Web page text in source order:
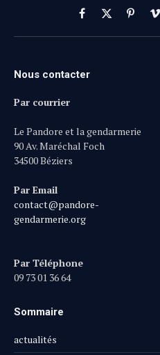
Facebook
X
(Twitter)
Nous contacter
Par courrier
Le Pandore et la gendarmerie
90 Av. Maréchal Foch
34500 Béziers
Par Email
contact@pandore-
gendarmerie.org
Par Téléphone
09 73 01 36 64
Sommaire
actualités